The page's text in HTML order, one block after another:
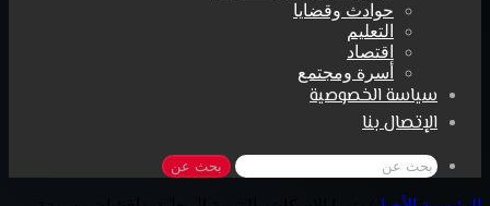
حوادث وقضايا
التعليم
اقتصاد
أسرة ومجتمع
سياسة الخصوصية
الإتصال بنا
بحث عن